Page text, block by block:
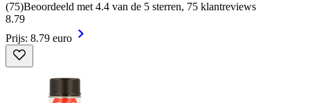
(75)Beoordeeld met 4.4 van de 5 sterren, 75 klantreviews
8.79
Prijs: 8.79 euro